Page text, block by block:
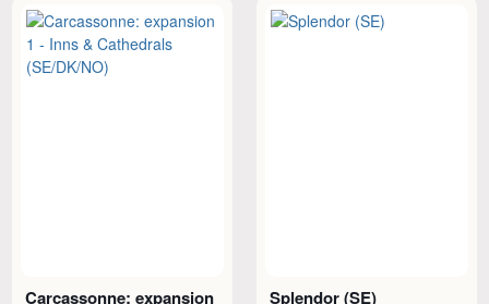
Carcassonne: expansion
Splendor (SE)